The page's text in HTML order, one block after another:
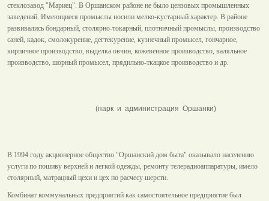
стеклозавод "Мариец". В Оршанском районе не было цензовых промышленных
заведений. Имеющиеся промыслы носили мелко-кустарный характер. В районе
развивались бондарный, столярно-токарный, плотничный промыслы, производство
саней, кадок, смолокурение, дегтекурение, кузнечный промысел, гончарное,
кирпичное производство, выделка овчин, кожевенное производство, валяльное
производство, шорный промысел, прядильно-ткацкое производство и др.
(парк и администрация Оршанки)
В 1994 году акционерное общество "Оршанский дом быта" оказывало населению
услуги по пошиву верхней и легкой одежды, ремонту телерадиоаппаратуры, имело
столярный, матрацный цехи и цех по расчесу шерсти.
Комбинат коммунальных предприятий как самостоятельное предприятие был